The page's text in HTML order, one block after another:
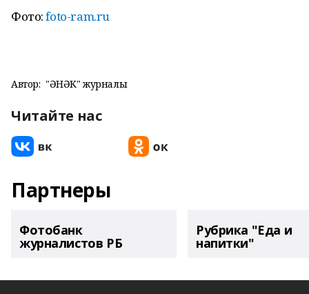
Фото:foto-ram.ru
Автор: "ҺӘНӘК" журналы
Читайте нас
Партнеры
Фотобанк
журналистов РБ
Рубрика "Еда и
напитки"